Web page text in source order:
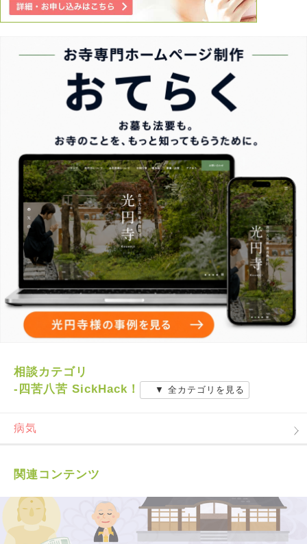
相談カテゴリ
-四苦八苦 SickHack！
▼ 全カテゴリを見る
病気
関連コンテンツ